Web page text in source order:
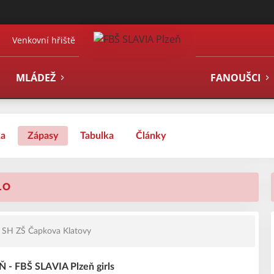
Venkovní hřiště
MLÁDEŽ FANOUŠCI
Zápasy Tabulka Články
SH ZŠ Čapkova Klatovy
- FBŠ SLAVIA Plzeň girls